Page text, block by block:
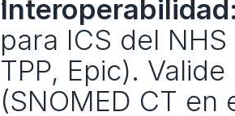
para ICS del
TPP, Epic).
(SNOMED CT en